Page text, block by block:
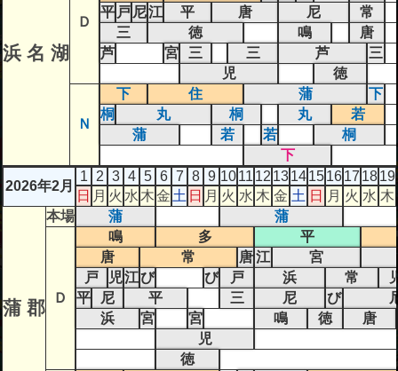
浜 名 湖
Ｄ
平 戸 尼江 平 唐 尼
常
三
徳 鳴
唐
芦
宮 三 三 芦
三
児
徳
Ｎ
下 住 蒲
下
桐
丸 桐 丸
若
蒲
若 若
桐
下
2026年2月
1 2 3 4 5 6 7 8 9 1011 12 1314151617 1819
日 月 火 水 木金 土 日 月 火 水 木 金 土 日 月 火 水 木
蒲 郡
本場 蒲 蒲
Ｄ
鳴 多
平
唐
常 唐江
宮
戸
児江び び 戸 浜 常
平
尼 平 三 尼 び
浜
宮 宮 鳴 徳
唐
児
徳